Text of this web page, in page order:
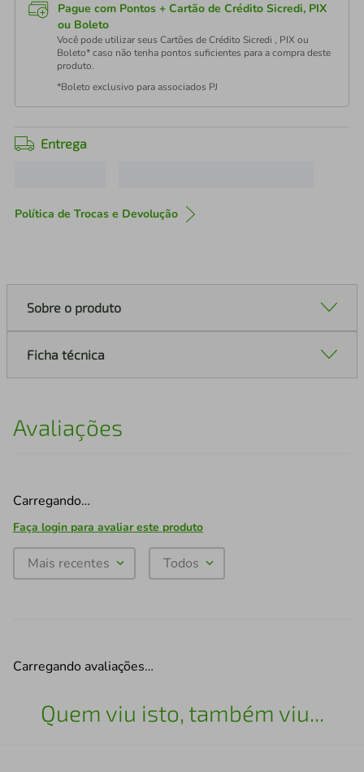
Pague com Pontos + Cartão de Crédito Sicredi, PIX
ou Boleto
Você pode utilizar seus Cartões de Crédito Sicredi , PIX ou
Boleto* caso não tenha pontos suficientes para a compra deste
produto.
*Boleto exclusivo para associados PJ
Entrega
Política de Trocas e Devolução
Sobre o produto
Ficha técnica
Avaliações
Carregando…
Faça login para avaliar este produto
Mais recentes Todos
Carregando avaliações…
Quem viu isto, também viu...